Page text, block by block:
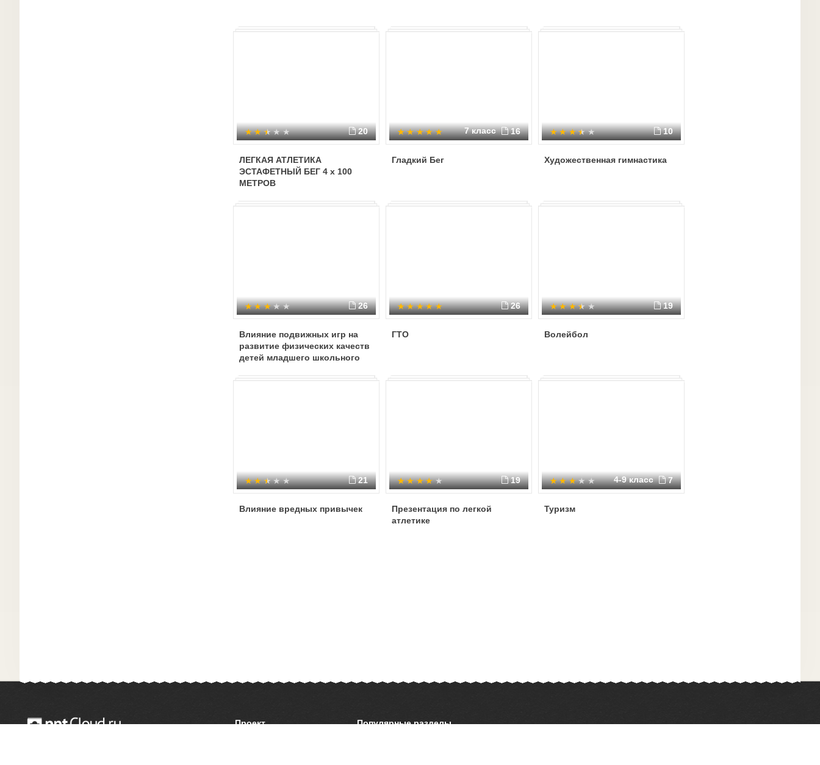
20
ЛЕГКАЯ АТЛЕТИКА
ЭСТАФЕТНЫЙ БЕГ 4 x 100
МЕТРОВ
7 класс 16
Гладкий Бег
10
Художественная гимнастика
26
Влияние подвижных игр на
развитие физических качеств
детей младшего школьного
26
ГТО
19
Волейбол
21
Влияние вредных привычек
19
Презентация по легкой
атлетике
4-9 класс 7
Туризм
Проект
Популярные разделы